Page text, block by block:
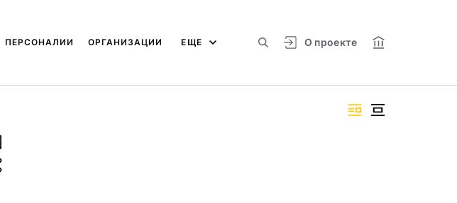
О проекте
ПЕРСОНАЛИИ ОРГАНИЗАЦИИ ЕЩЕ